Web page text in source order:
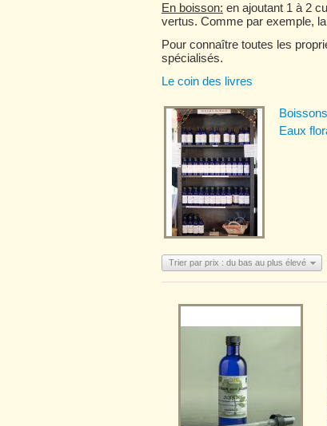
En boisson: en ajoutant 1 à 2
vertus. Comme par exemple,
Pour connaître toutes les
spécialisés.
Le coin des livres
Eaux
Trier par prix : du bas au plus élevé